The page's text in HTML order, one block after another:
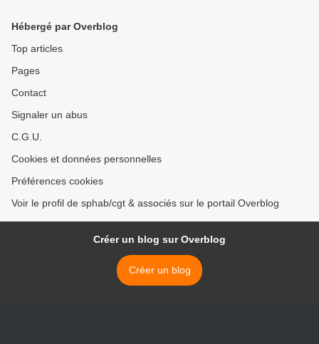
Hébergé par Overblog
Top articles
Pages
Contact
Signaler un abus
C.G.U.
Cookies et données personnelles
Préférences cookies
Voir le profil de sphab/cgt & associés sur le portail Overblog
Créer un blog sur Overblog
Créer un blog